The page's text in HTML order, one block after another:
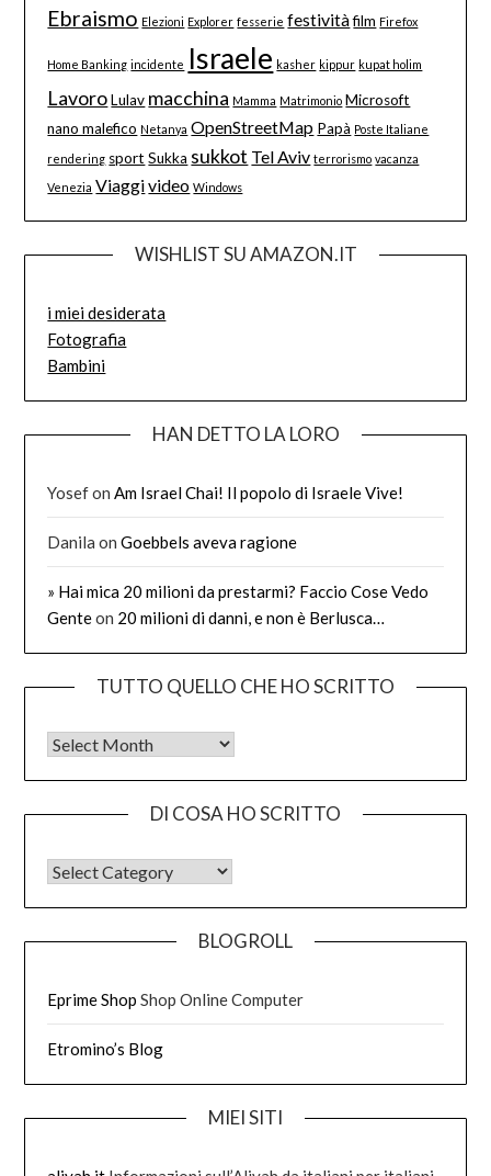
Ebraismo Elezioni Explorer fesserie festività film Firefox
Home Banking incidente Israele kasher kippur kupat holim
Lavoro Lulav macchina Mamma Matrimonio Microsoft
nano malefico Netanya OpenStreetMap Papà Poste Italiane
rendering sport Sukka sukkot Tel Aviv terrorismo vacanza
Venezia Viaggivideo Windows
WISHLIST SU AMAZON.IT
i miei desiderata
Fotografia
Bambini
HAN DETTO LA LORO
YosefonAm Israel Chai! Il popolo di Israele Vive!
Danila onGoebbels aveva ragione
» Hai mica 20 milioni da prestarmi? Faccio Cose Vedo
Genteon 20 milioni di danni, e non è Berlusca…
TUTTO QUELLO CHE HO SCRITTO
Tutto quello che ho scritto
DI COSA HO SCRITTO
DI COSA HO SCRITTO
BLOGROLL
Eprime Shop Shop Online Computer
Etromino’s Blog
MIEI SITI